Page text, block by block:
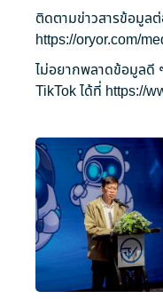
ติดตามข่าวสารข้อมูล
https://oryor.com/
ไม่อยากพลาดข้อมูลดี
TikTok ได้ที่ https://